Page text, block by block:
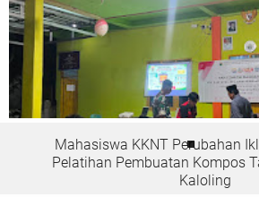
Mahasiswa KKNT Perubahan
Pelatihan Pembuatan Kompos
Kaloling